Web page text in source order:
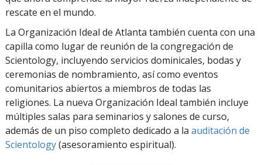
rescate en el mundo.
La Organización Ideal de Atlanta también cuenta con una
capilla como lugar de reunión de la congregación de
Scientology, incluyendo servicios dominicales, bodas y
ceremonias de nombramiento, así como eventos
comunitarios abiertos a miembros de todas las
religiones. La nueva Organización Ideal también incluye
múltiples salas para seminarios y salones de curso,
además de un piso completo dedicado a la auditación de
Scientology(asesoramiento espiritual).